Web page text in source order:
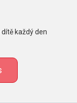
každý den